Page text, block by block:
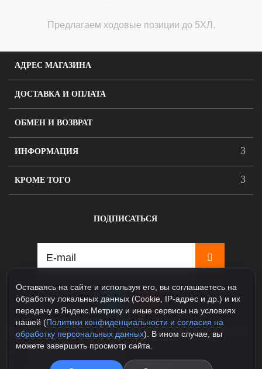
Предлагаем ходовые позиции до 5ХЛ.
АДРЕС МАГАЗИНА
ДОСТАВКА И ОПЛАТА
ОБМЕН И ВОЗВРАТ
ИНФОРМАЦИЯ
КРОМЕ ТОГО
ПОДПИСАТЬСЯ
115088, Москва, ул. Севастопольский проспект д.5, корпус
1
+7 925 231-81-77 (Шоурум)
+7 985 163-48-58 (Интернет магазин)
Оставаясь на сайте и используя его, вы соглашаетесь на
обработку локальных данных (Cookie, IP-адрес и др.) и их
передачу в Яндекс.Метрику и иные сервисы на условиях
нашей (Политики конфиденциальности и согласия на
обработку персональных данных). В ином случае, вы
можете завершить просмотр сайта.